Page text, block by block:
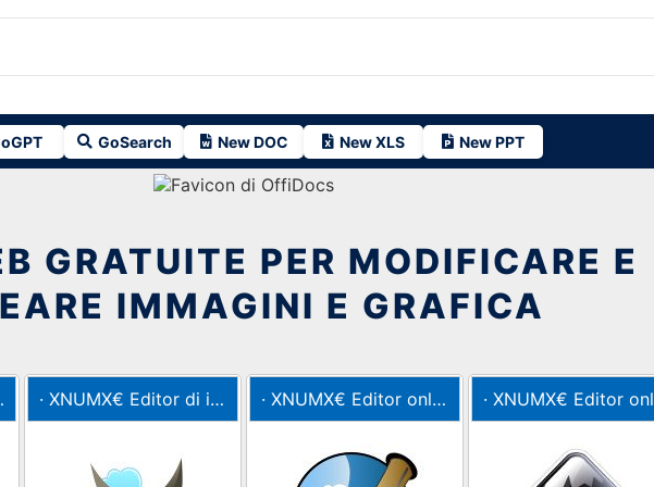
GoSearch New DOC New XLS New PPT
GRATUITE PER MODIFICARE E
IMMAGINI E GRAFICA
· XNUMX€ Editor di immagini Gimp e strumento di pittura · XNUMX€ Editor online di Scribus per brochure e newsletter · XNUMX€ Editor online di Inkscape per la grafica vettoriale